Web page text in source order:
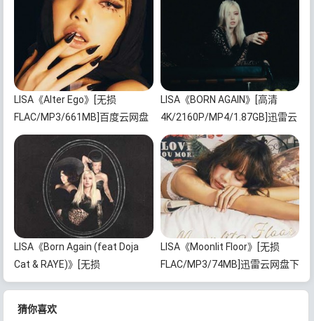
LISA《Alter Ego》[无损
FLAC/MP3/661MB]百度云网盘
下载
LISA《BORN AGAIN》[高清
4K/2160P/MP4/1.87GB]迅雷云
网盘下载
LISA《Born Again (feat Doja
Cat & RAYE)》[无损
FLAC/MP3/59MB]百度云网盘下
LISA《Moonlit Floor》[无损
FLAC/MP3/74MB]迅雷云网盘下
载
猜你喜欢